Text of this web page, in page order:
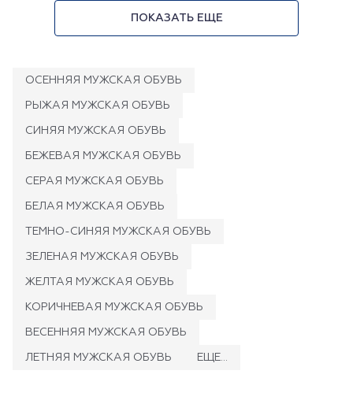
ПОКАЗАТЬ ЕЩЕ
ОСЕННЯЯ МУЖСКАЯ ОБУВЬ
РЫЖАЯ МУЖСКАЯ ОБУВЬ
СИНЯЯ МУЖСКАЯ ОБУВЬ
БЕЖЕВАЯ МУЖСКАЯ ОБУВЬ
СЕРАЯ МУЖСКАЯ ОБУВЬ
БЕЛАЯ МУЖСКАЯ ОБУВЬ
ТЕМНО-СИНЯЯ МУЖСКАЯ ОБУВЬ
ЗЕЛЕНАЯ МУЖСКАЯ ОБУВЬ
ЖЕЛТАЯ МУЖСКАЯ ОБУВЬ
КОРИЧНЕВАЯ МУЖСКАЯ ОБУВЬ
ВЕСЕННЯЯ МУЖСКАЯ ОБУВЬ
ЛЕТНЯЯ МУЖСКАЯ ОБУВЬ ЕЩЕ...